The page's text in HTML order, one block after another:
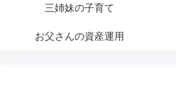
三姉妹の子育て
お父さんの資産運用